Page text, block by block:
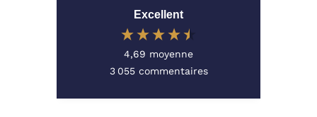
Excellent
4,69 moyenne
3 055 commentaires